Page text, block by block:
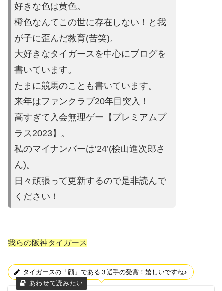
好きな色は黄色。
橙色なんてこの世に存在しない！と我
が子に歪んだ教育(苦笑)。
大好きなタイガースを中心にブログを
書いています。
たまに競馬のことも書いています。
来年はファンクラブ20年目突入！
高すぎて入会無理ゲー【プレミ アムプ
ラス2023】。
私のマイナンバーは‘24’(桧山進次郎さ
ん)。
日々頑張って更新するので是非読んで
ください ！
我らの阪神タイガース
タイガースの「顔」である３選手の受賞！嬉しいですね♪